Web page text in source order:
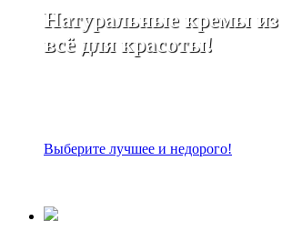
Натуральные кремы
всё для красоты!
Выберите лучшее и недорого!